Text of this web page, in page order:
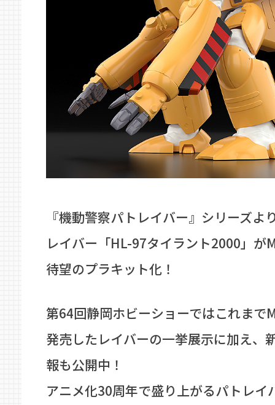
『機動警察パトレイバー』シリーズよ
レイバー「HL-97タイラント2000」が
待望のプラキット化！
第64回静岡ホビーショーではこれまで
発売したレイバーの一挙展示に加え、
報も公開中！
アニメ化30周年で盛り上がるパトレイ